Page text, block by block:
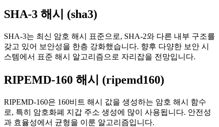
SHA-3 해시 (sha3)
SHA-3는 최신 암호 해시 표준으로, SHA-2와 다른 내부 구조를
갖고 있어 보안성을 한층 강화했습니다. 향후 다양한 보안 시
스템에서 표준 해시 알고리즘으로 자리잡을 전망입니다.
RIPEMD-160 해시 (ripemd160)
RIPEMD-160은 160비트 해시 값을 생성하는 암호 해시 함수
로, 특히 암호화폐 지갑 주소 생성에 많이 사용됩니다. 안전성
과 효율성에서 균형을 이룬 알고리즘입니다.